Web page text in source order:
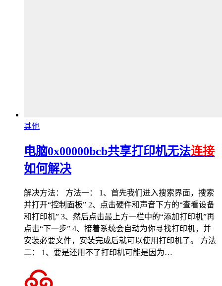
其他
电脑0x00000bcb共享打印机无法连接
如何解决
解决方法： 方法一： 1、首先我们进入搜索界面，搜索
并打开“控制面板” 2、点击硬件和声音下方的“查看设备
和打印机” 3、然后点击最上方一栏中的“添加打印机”再
点击“下一步” 4、接着系统会自动为你寻找打印机，并
安装必要文件，安装完成后就可以使用打印机了。 方法
二： 1、要是还用不了打印机可能是因为…